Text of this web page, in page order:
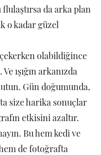
da arka plan
o kadar güzel
olabildiğince
ışığın arkanızda
Gün doğumunda,
size harika sonuçlar
etkisini azaltır.
Bu hem kedi ve
de fotoğrafta